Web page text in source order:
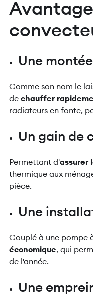
Une
Comme son nom le
de chauffer
radiateurs en fonte,
Un gain de
Permettant d'assurer
thermique aux
pièce.
Une
Couplé à une pompe
économique, qui
de l'année.
Une